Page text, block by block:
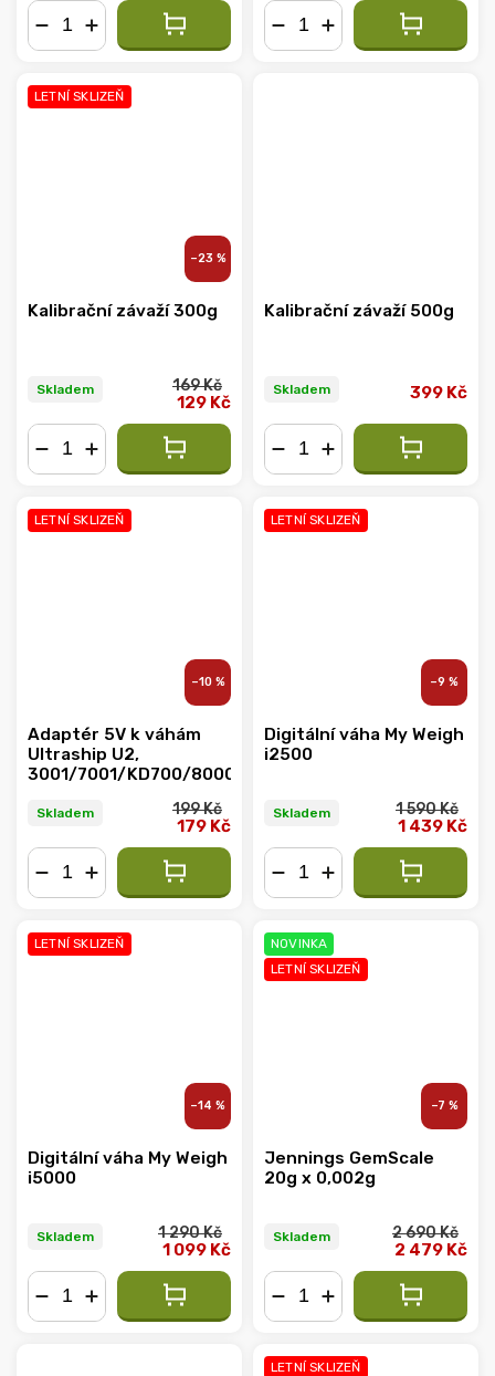
LETNÍ SKLIZEŇ
–23 %
Kalibrační závaží 300g
Skladem 169 Kč
129 Kč
Kalibrační závaží 500g
Skladem 399 Kč
LETNÍ SKLIZEŇ
–10 %
Adaptér 5V k váhám
Ultraship U2,
3001/7001/KD700/8000
Skladem 199 Kč
179 Kč
LETNÍ SKLIZEŇ
–9 %
Digitální váha My Weigh
i2500
Skladem 1 590 Kč
1 439 Kč
LETNÍ SKLIZEŇ
–14 %
Digitální váha My Weigh
i5000
Skladem 1 290 Kč
1 099 Kč
NOVINKA
LETNÍ SKLIZEŇ
–7 %
Jennings GemScale
20g x 0,002g
Skladem 2 690 Kč
2 479 Kč
LETNÍ SKLIZEŇ